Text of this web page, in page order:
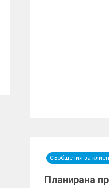
Съобщения за
Планирана